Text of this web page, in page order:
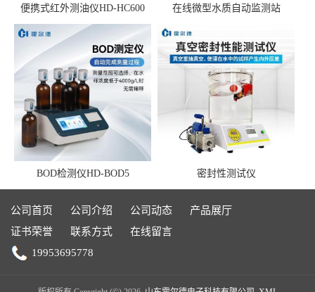
便携式红外测油仪HD-HC600 在线微型水质自动监测站
BOD检测仪HD-BOD5 密封性测试仪
公司首页 公司介绍 公司动态
产品展厅
证书荣誉
联系方式
在线留言
19953695778